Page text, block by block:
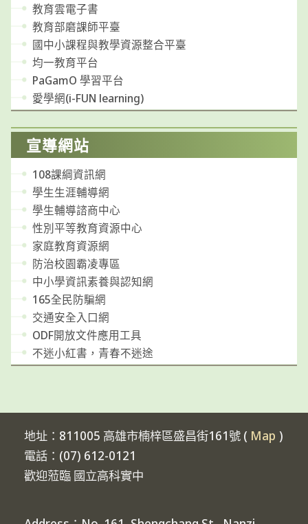
教育雲電子書
教育部磨課師平臺
國中小課程與教學資源整合平臺
均一教育平台
PaGamO 學習平台
愛學網(i-FUN learning)
宣導網站
108課綱資訊網
學生生涯輔導網
學生輔導諮商中心
性別平等教育資源中心
家庭教育資源網
防治校園霸凌專區
中小學資訊素養與認知網
165全民防騙網
交通安全入口網
ODF開放文件應用工具
不迷小紅書，青春不迷途
地址：811005 高雄市楠梓區盛昌街161號 ( Map )
電話：(07) 612-0121
歡迎蒞臨 國立高科實中